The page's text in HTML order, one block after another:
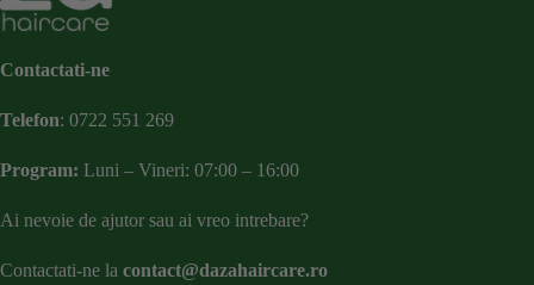
Contactati-ne
Telefon: 0722 551 269
Program: Luni – Vineri: 07:00 – 16:00
Ai nevoie de ajutor sau ai vreo intrebare?
Contactati-ne la contact@dazahaircare.ro